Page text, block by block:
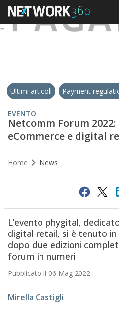
Ultimi articoli Payment
EVENTO
Netcomm Forum 2022:
eCommerce e digital
Home News
L’evento phygital,
digital retail, si è tenuto in
dopo due edizioni
forum in numeri
Pubblicato il 06 Mag 2022
Mirella Castigli